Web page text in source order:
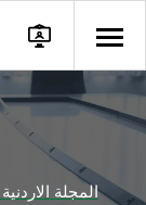
المجلة